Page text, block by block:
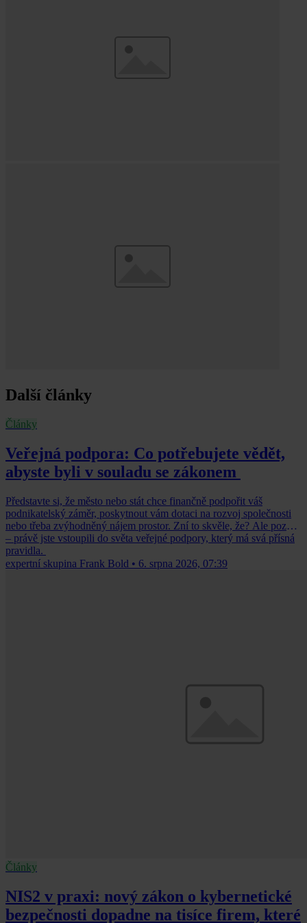
Další články
Články
Veřejná podpora: Co potřebujete vědět,
abyste byli v souladu se zákonem
Představte si, že město nebo stát chce finančně podpořit váš
podnikatelský záměr, poskytnout vám dotaci na rozvoj společnosti
nebo třeba zvýhodněný nájem prostor. Zní to skvěle, že? Ale pozor
– právě jste vstoupili do světa veřejné podpory, který má svá přísná
pravidla.
expertní skupina Frank Bold • 6. srpna 2026, 07:39
Články
NIS2 v praxi: nový zákon o kybernetické
bezpečnosti dopadne na tisíce firem, které